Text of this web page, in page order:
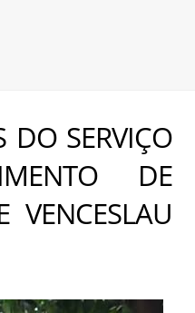
DO SERVIÇO
DE
VENCESLAU